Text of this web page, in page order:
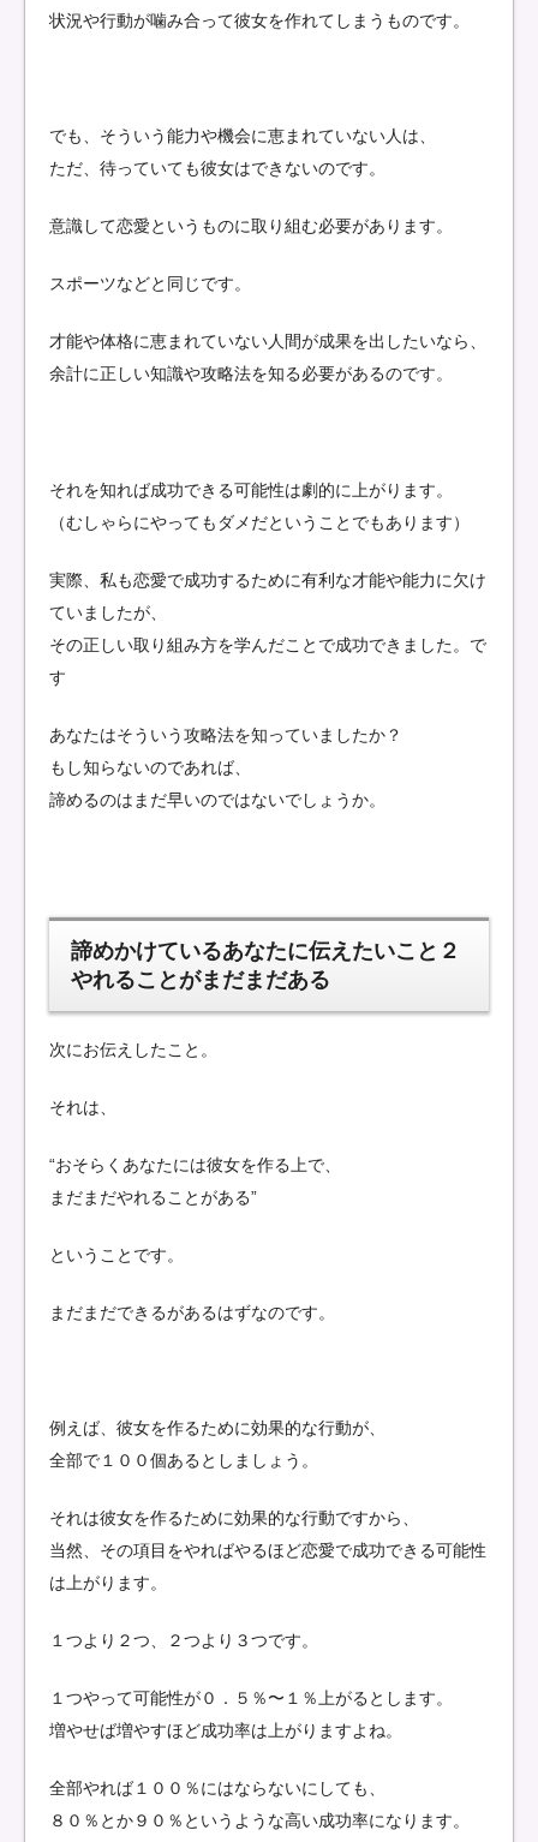
状況や行動が噛み合って彼女を作れてしまうものです。
でも、そういう能力や機会に恵まれていない人は、
ただ、待っていても彼女はできないのです。
意識して恋愛というものに取り組む必要があります。
スポーツなどと同じです。
才能や体格に恵まれていない人間が成果を出したいなら、
余計に正しい知識や攻略法を知る必要があるのです。
それを知れば成功できる可能性は劇的に上がります。
（むしゃらにやってもダメだということでもあります）
実際、私も恋愛で成功するために有利な才能や能力に欠け
ていましたが、
その正しい取り組み方を学んだことで成功できました。で
す
あなたはそういう攻略法を知っていましたか？
もし知らないのであれば、
諦めるのはまだ早いのではないでしょうか。
諦めかけているあなたに伝えたいこと２
やれることがまだまだある
次にお伝えしたこと。
それは、
“おそらくあなたには彼女を作る上で、
まだまだやれることがある”
ということです。
まだまだできるがあるはずなのです。
例えば、彼女を作るために効果的な行動が、
全部で１００個あるとしましょう。
それは彼女を作るために効果的な行動ですから、
当然、その項目をやればやるほど恋愛で成功できる可能性
は上がります。
１つより２つ、２つより３つです。
１つやって可能性が０．５％〜１％上がるとします。
増やせば増やすほど成功率は上がりますよね。
全部やれば１００％にはならないにしても、
８０％とか９０％というような高い成功率になります。